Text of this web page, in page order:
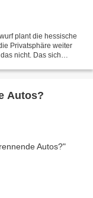
plant die hessische
Privatsphäre weiter
nicht. Das sich
Autos?